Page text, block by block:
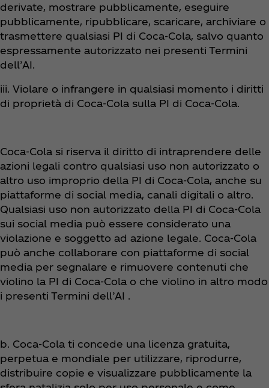
derivate, mostrare pubblicamente, eseguire
pubblicamente, ripubblicare, scaricare, archiviare o
trasmettere qualsiasi PI di Coca‑Cola, salvo quanto
espressamente autorizzato nei presenti Termini
dell’AI.
iii. Violare o infrangere in qualsiasi momento i diritti
di proprietà di Coca‑Cola sulla PI di Coca‑Cola.
Coca‑Cola si riserva il diritto di intraprendere delle
azioni legali contro qualsiasi uso non autorizzato o
altro uso improprio della PI di Coca‑Cola, anche su
piattaforme di social media, canali digitali o altro.
Qualsiasi uso non autorizzato della PI di Coca‑Cola
sui social media può essere considerato una
violazione e soggetto ad azione legale. Coca‑Cola
può anche collaborare con piattaforme di social
media per segnalare e rimuovere contenuti che
violino la PI di Coca‑Cola o che violino in altro modo
i presenti Termini dell’AI .
b. Coca‑Cola ti concede una licenza gratuita,
perpetua e mondiale per utilizzare, riprodurre,
distribuire copie e visualizzare pubblicamente la